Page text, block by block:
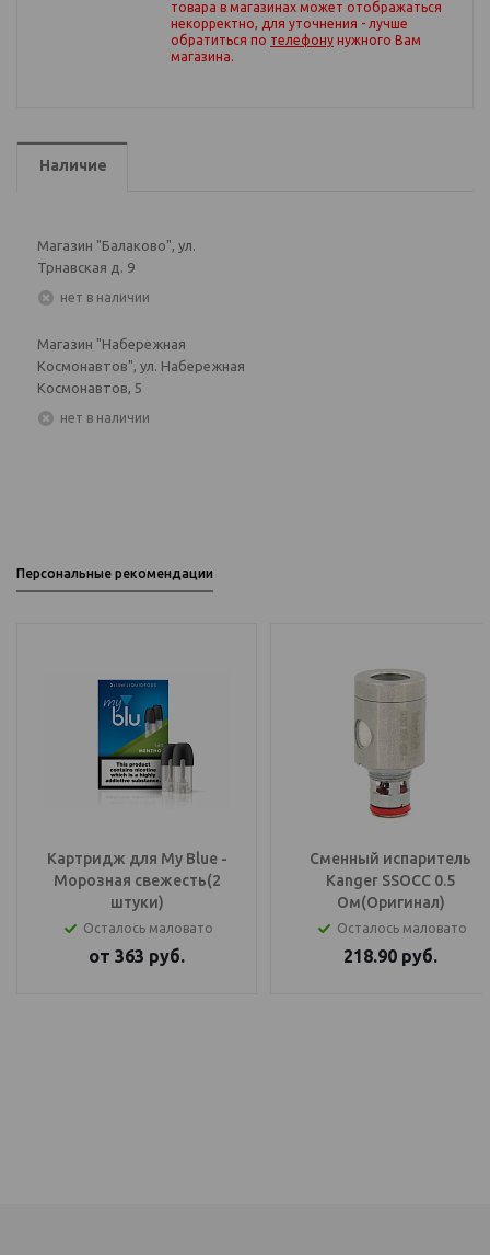
товара в магазинах может отображаться
некорректно, для уточнения - лучше
обратиться по телефону нужного Вам
магазина.
Наличие
Магазин "Балаково", ул.
Трнавская д. 9
Нет в наличии
Магазин "Набережная
Космонавтов", ул. Набережная
Космонавтов, 5
Нет в наличии
Персональные рекомендации
Картридж для My Blue -
Морозная свежесть(2
штуки)
Осталось маловато
от 363 руб.
Сменный испаритель
Kanger SSOCC 0.5
Ом(Оригинал)
Осталось маловато
218.90 руб.